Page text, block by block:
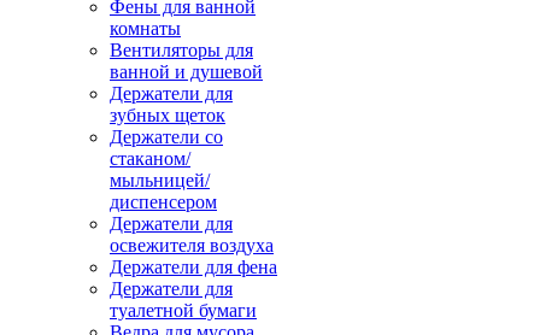
Фены для ванной
комнаты
Вентиляторы для
ванной и душевой
Держатели для
зубных щеток
Держатели со
стаканом/
мыльницей/
диспенсером
Держатели для
освежителя воздуха
Держатели для фена
Держатели для
туалетной бумаги